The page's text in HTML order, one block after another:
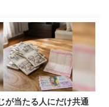
が当たる人にだけ共通